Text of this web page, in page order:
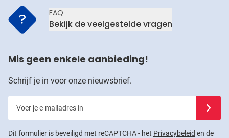
FAQ
Bekijk de veelgestelde vragen
Mis geen enkele aanbieding!
Schrijf je in voor onze nieuwsbrief.
Dit formulier is beveiligd met reCAPTCHA - het Privacybeleid en de